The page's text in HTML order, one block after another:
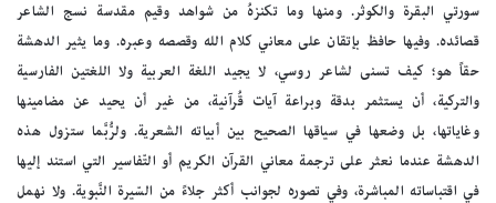
سورتي البقرة والكوثر. ومنها وما تكنزهُ من شواهد وقيم مقدسة نسج الشاعر
قصائده. وفيها حافظ بإتقان على معاني كلام الله وقصصه وعبره. وما يثير الدهشة
حقاً هو؛ كيف تسنى لشاعر روسي، لا يجيد اللغة العربية ولا اللغتين الفارسية
والتركية، أن يستثمر بدقة وبراعة آيات قُرآنية، من غير أن يحيد عن مضامينها
وغاياتها، بل وضعها في سياقها الصحيح بين أبياته الشعرية. ولرُّبَّما ستزول هذه
الدهشة عندما نعثر على ترجمة معاني القرآن الكريم أو التّفاسير التي استند إليها
في اقتباساته المباشرة، وفي تصوره لجوانب أكثر جلاءً من السّيرة النَّبوية. ولا نهمل